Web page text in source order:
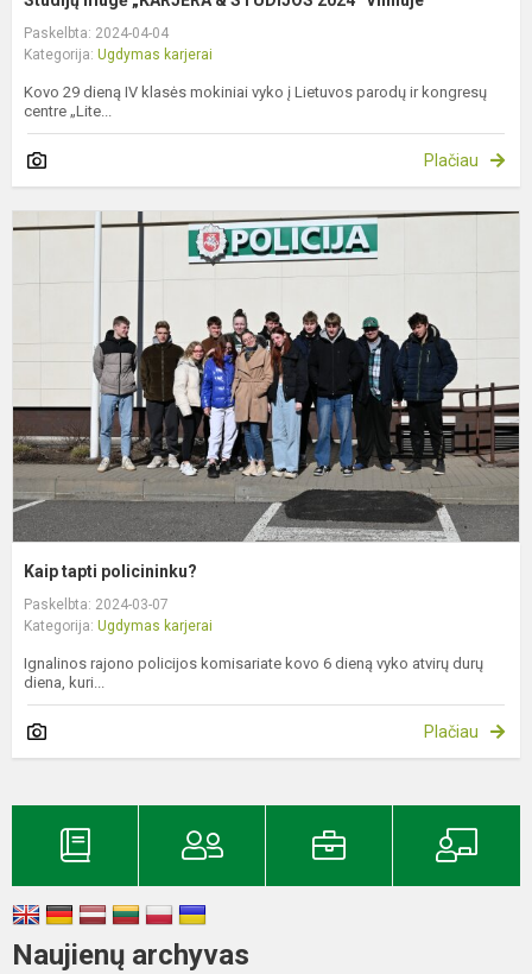
Paskelbta: 2024-04-04
Kategorija: Ugdymas karjerai
Kovo 29 dieną IV klasės mokiniai vyko į Lietuvos parodų ir kongresų
centre „Lite...
Plačiau
Kaip tapti policininku?
Paskelbta: 2024-03-07
Kategorija: Ugdymas karjerai
Ignalinos rajono policijos komisariate kovo 6 dieną vyko atvirų durų
diena, kuri...
Plačiau
Naujienų archyvas